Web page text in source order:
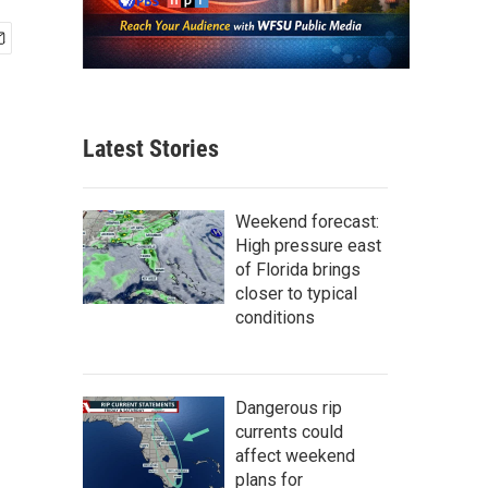
Latest Stories
Weekend forecast:
High pressure east
of Florida brings
closer to typical
conditions
Dangerous rip
currents could
affect weekend
plans for